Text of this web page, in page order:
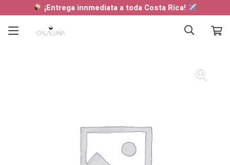
¡Entrega innmediata a toda Costa Rica!